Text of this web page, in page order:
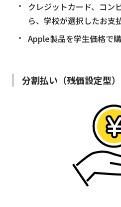
クレジットカード、コン
ら、学校が選択したお支
Apple製品を学生価格で
分割払い（残価設定型）